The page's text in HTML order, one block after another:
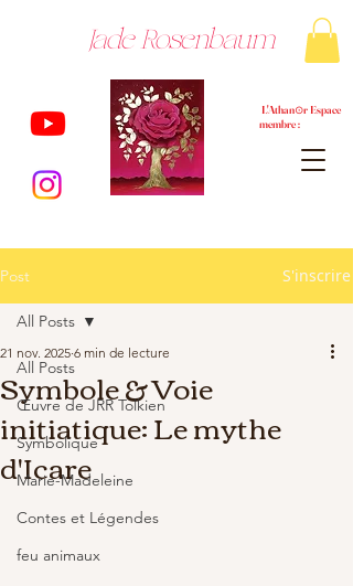
Jade Rosenbaum
L'Athan⊙r Espace
membre :
Post S'inscrire
All Posts
Œuvre de JRR Tolkien
Symbolique
Marie-Madeleine
Contes et Légendes
feu animaux
All Posts
Symbole & Voie
initiatique: Le mythe
d'Icare
21 nov. 2025 6 min de lecture